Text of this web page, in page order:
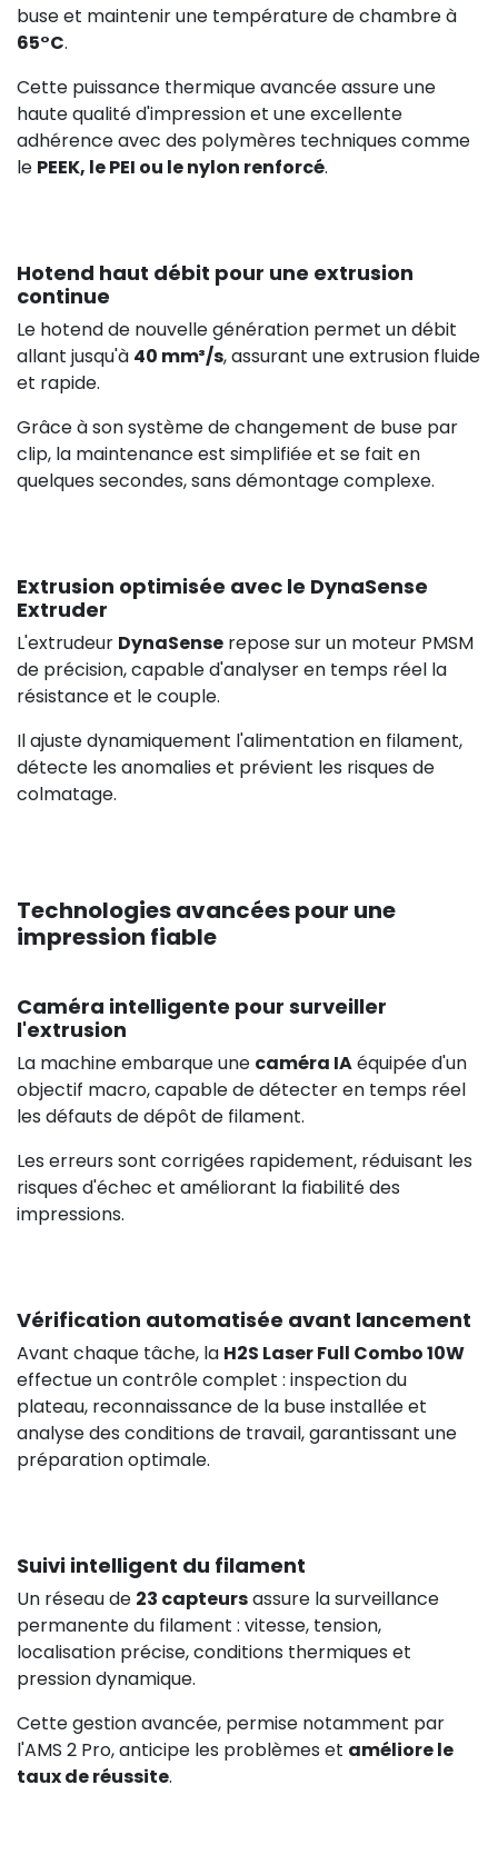
buse et maintenir une température de chambre à
65°C.
Cette puissance thermique avancée assure une
haute qualité d'impression et une excellente
adhérence avec des polymères techniques comme
le PEEK, le PEI ou le nylon renforcé.
Hotend haut débit pour une extrusion
continue
Le hotend de nouvelle génération permet un débit
allant jusqu'à 40 mm³/s, assurant une extrusion fluide
et rapide.
Grâce à son système de changement de buse par
clip, la maintenance est simplifiée et se fait en
quelques secondes, sans démontage complexe.
Extrusion optimisée avec le DynaSense
Extruder
L'extrudeur DynaSense repose sur un moteur PMSM
de précision, capable d'analyser en temps réel la
résistance et le couple.
Il ajuste dynamiquement l'alimentation en filament,
détecte les anomalies et prévient les risques de
colmatage.
Technologies avancées pour une
impression fiable
Caméra intelligente pour surveiller
l'extrusion
La machine embarque une caméra IAéquipée d'un
objectif macro, capable de détecter en temps réel
les défauts de dépôt de filament.
Les erreurs sont corrigées rapidement, réduisant les
risques d'échec et améliorant la fiabilité des
impressions.
Vérification automatisée avant lancement
Avant chaque tâche, la H2S Laser Full Combo 10W
effectue un contrôle complet : inspection du
plateau, reconnaissance de la buse installée et
analyse des conditions de travail, garantissant une
préparation optimale.
Suivi intelligent du filament
Un réseau de 23 capteursassure la surveillance
permanente du filament : vitesse, tension,
localisation précise, conditions thermiques et
pression dynamique.
Cette gestion avancée, permise notamment par
l'AMS 2 Pro, anticipe les problèmes et améliore le
taux de réussite.